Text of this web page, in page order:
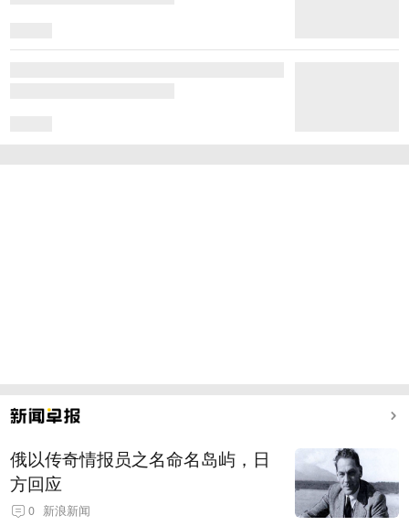
俄以传奇情报员之名命名岛屿，日
方回应
0 新浪新闻